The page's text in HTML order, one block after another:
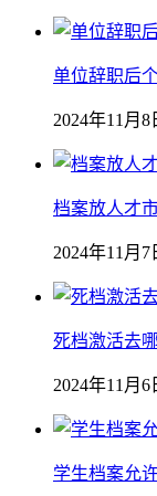
单位辞职后
2024年11月8
档案放人才
2024年11月7
死档激活去
2024年11月6
学生档案允